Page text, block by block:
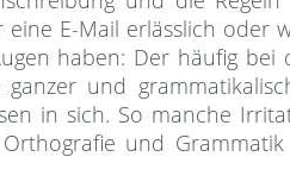
eine E-Mail erlässlich oder
haben: Der häufig bei
und
in sich. So manche
und